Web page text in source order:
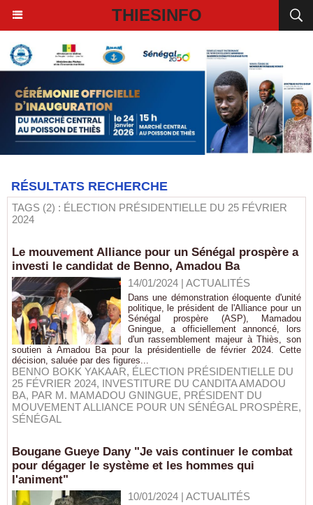
THIESINFO
RÉSULTATS RECHERCHE
TAGS (2) : ÉLECTION PRÉSIDENTIELLE DU 25 FÉVRIER
2024
Le mouvement Alliance pour un Sénégal prospère a
investi le candidat de Benno, Amadou Ba
14/01/2024| ACTUALITÉS
Dans une démonstration éloquente d'unité
politique, le président de l'Alliance pour un
Sénégal prospère (ASP), Mamadou
Gningue, a officiellement annoncé, lors
d'un rassemblement majeur à Thiès, son
soutien à Amadou Ba pour la présidentielle de février 2024. Cette
décision, saluée par des figures...
BENNO BOKK YAKAAR, ÉLECTION PRÉSIDENTIELLE DU
25 FÉVRIER 2024, INVESTITURE DU CANDITA AMADOU
BA, PAR M. MAMADOU GNINGUE, PRÉSIDENT DU
MOUVEMENT ALLIANCE POUR UN SÉNÉGAL PROSPÈRE,
SÉNÉGAL
Bougane Gueye Dany "Je vais continuer le combat
pour dégager le système et les hommes qui
l'animent"
10/01/2024| ACTUALITÉS